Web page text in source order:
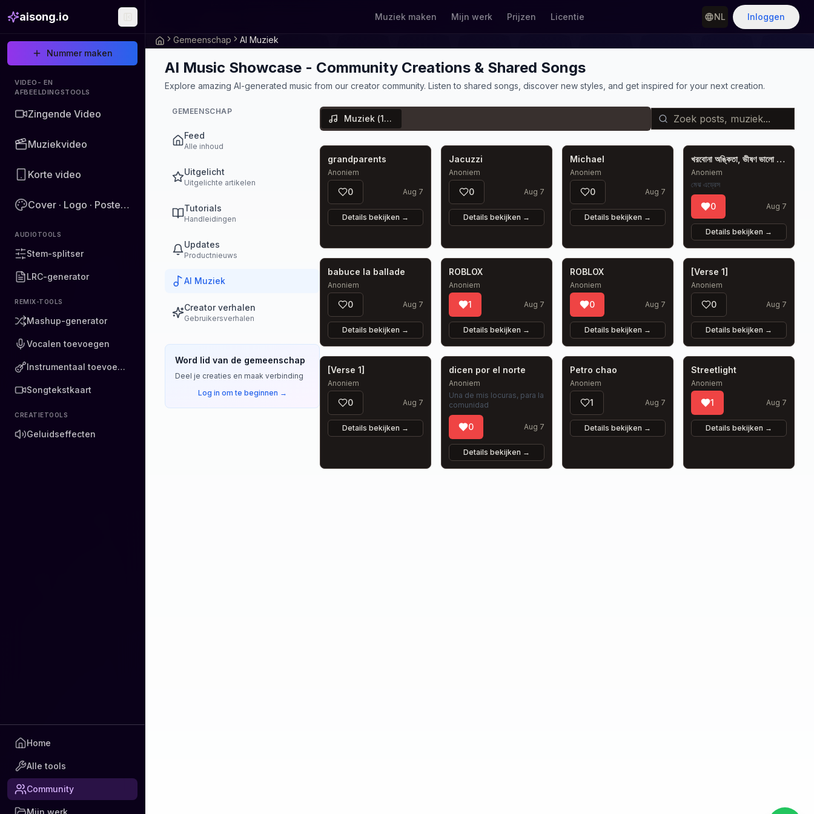
aisong.io
Nummer maken
VIDEO- EN
AFBEELDINGSTOOLS
Zingende Video
Muziekvideo
Korte video
Cover · Logo · Poster · Afbeelding
AUDIOTOOLS
Stem-splitser
LRC-generator
REMIX-TOOLS
Mashup-generator
Vocalen toevoegen
Instrumentaal toevoegen
Songtekstkaart
CREATIETOOLS
Geluidseffecten
Home
Alle tools
Community
Mijn werk
Muziek maken Mijn werk Prijzen Licentie NL Inloggen
Gemeenschap AI Muziek
AI Music Showcase - Community Creations & Shared Songs
Explore amazing AI-generated music from our creator community. Listen to shared songs, discover new styles, and get inspired for your next creation.
GEMEENSCHAP
Feed
Alle inhoud
Uitgelicht
Uitgelichte artikelen
Tutorials
Handleidingen
Updates
Productnieuws
AI Muziek
Creator verhalen
Gebruikersverhalen
Word lid van de gemeenschap
Deel je creaties en maak verbinding
Log in om te beginnen →
Muziek(1009
grandparents
Anoniem
0 Aug 7
Details bekijken →
Jacuzzi
Anoniem
0 Aug 7
Details bekijken →
Michael
Anoniem
0 Aug 7
Details bekijken →
খরবোনা অঙ্কিতা, ভীষণ ভালো মেয়ে
Anoniem
মেঝ এড্রেস
0 Aug 7
Details bekijken →
babuce la ballade
Anoniem
0 Aug 7
Details bekijken →
ROBLOX
Anoniem
1 Aug 7
Details bekijken →
ROBLOX
Anoniem
0 Aug 7
Details bekijken →
[Verse 1]
Anoniem
0 Aug 7
Details bekijken →
[Verse 1]
Anoniem
0 Aug 7
Details bekijken →
dicen por el norte
Anoniem
Una de mis locuras, para la
comunidad
0 Aug 7
Details bekijken →
Petro chao
Anoniem
1 Aug 7
Details bekijken →
Streetlight
Anoniem
1 Aug 7
Details bekijken →